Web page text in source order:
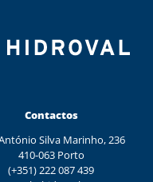
Contactos
Silva Marinho, 236
410-063 Porto
(+351) 222 087 439